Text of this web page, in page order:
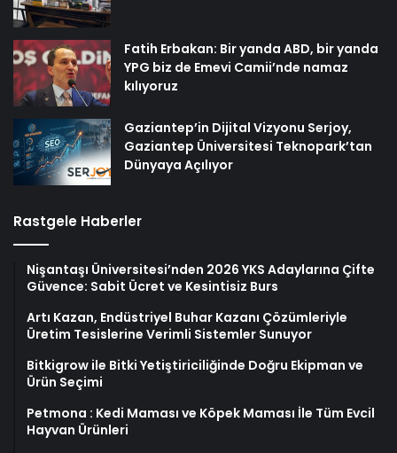
Fatih Erbakan: Bir yanda ABD, bir yanda
YPG biz de Emevi Camii’nde namaz
kılıyoruz
Gaziantep’in Dijital Vizyonu Serjoy,
Gaziantep Üniversitesi Teknopark’tan
Dünyaya Açılıyor
Rastgele Haberler
Nişantaşı Üniversitesi’nden 2026 YKS Adaylarına Çifte
Güvence: Sabit Ücret ve Kesintisiz Burs
Artı Kazan, Endüstriyel Buhar Kazanı Çözümleriyle
Üretim Tesislerine Verimli Sistemler Sunuyor
Bitkigrow ile Bitki Yetiştiriciliğinde Doğru Ekipman ve
Ürün Seçimi
Petmona : Kedi Maması ve Köpek Maması İle Tüm Evcil
Hayvan Ürünleri